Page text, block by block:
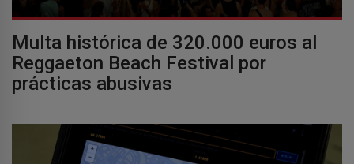
Multa histórica de 320.000 euros al
Reggaeton Beach Festival por
prácticas abusivas